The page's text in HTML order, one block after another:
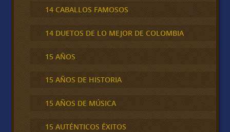
14 CABALLOS FAMOSOS
14 DUETOS DE LO MEJOR DE COLOMBIA
15 AÑOS
15 AÑOS DE HISTORIA
15 AÑOS DE MÚSICA
15 AUTÉNTICOS ÉXITOS